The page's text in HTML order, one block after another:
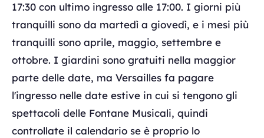
17:30 con ultimo ingresso alle 17:00. I giorni più
tranquilli sono da martedì a giovedì, e i mesi più
tranquilli sono aprile, maggio, settembre e
ottobre. I giardini sono gratuiti nella maggior
parte delle date, ma Versailles fa pagare
l'ingresso nelle date estive in cui si tengono gli
spettacoli delle Fontane Musicali, quindi
controllate il calendario se è proprio lo